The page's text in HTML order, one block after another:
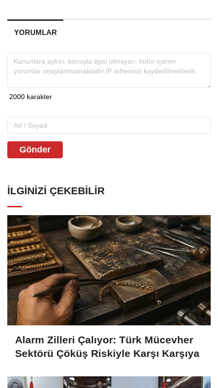
YORUMLAR
Gönder
İLGINIZI ÇEKEBILIR
Alarm Zilleri Çalıyor: Türk Mücevher
Sektörü Çöküş Riskiyle Karşı Karşıya